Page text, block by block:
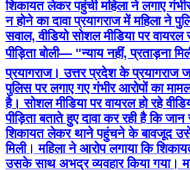
पुलिस पर लगाए गए गंभीर आरोपों का
है। सोशल मीडिया पर वायरल हो रहे
पीड़िता बताते हुए दावा कर रही है कि
शिकायत लेकर थाने पहुंचने के बावजूद उसे
मिली। महिला ने आरोप लगाया कि
उसके साथ अभद्र व्यवहार किया गया।
मीडिया पर बहस तेज हो गई है और लोग
हैं। प्रयागराज में एक महिला द्वारा लगाए
व्यवस्था और महिला सुरक्षा को लेकर
वायरल वीडियो में खुद को नगीना जैसल
रही है कि उसे कुछ लोगों द्वारा लगातार